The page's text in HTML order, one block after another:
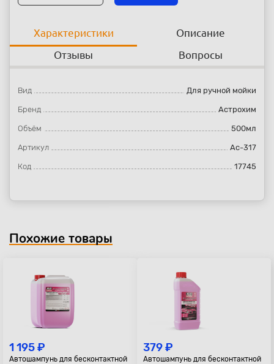
Характеристики
Описание
Отзывы
Вопросы
Вид Для ручной мойки
Бренд Астрохим
Объём 500мл
Артикул Ас-317
Код 17745
Похожие товары
1 195 ₽
Автошампунь для бесконтактной
379 ₽
Автошампунь для бесконтактной